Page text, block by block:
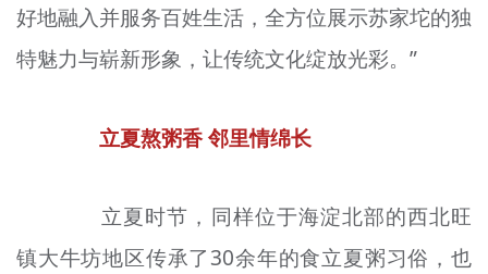
好地融入并服务百姓生活，全方位展示苏家坨的独
特魅力与崭新形象，让传统文化绽放光彩。”
立夏熬粥香邻里情绵长
立夏时节，同样位于海淀北部的西北旺
镇大牛坊地区传承了30余年的食立夏粥习俗 ，也